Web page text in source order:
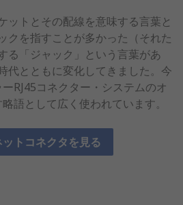
ットとその配線を意味する言葉と
クを指すことが多かった（それた
る「ジャック」という言葉があ
代とともに変化してきました。今
RJ45コネクター・システムのオ
語として広く使われています。
トコネクタを見る